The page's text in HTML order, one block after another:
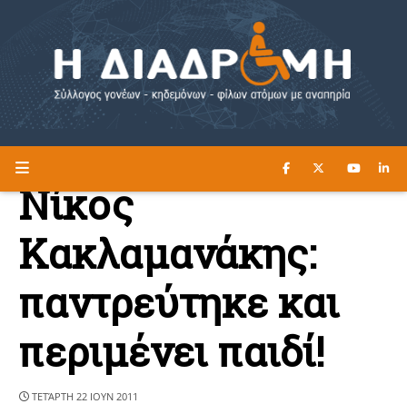
Η ΔΙΑΔΡΟΜΗ ΔΙΑΒΑΣΤΕ ΕΔΩ ►
Νίκος
Κακλαμανάκης:
παντρεύτηκε και
περιμένει παιδί!
ΤΕΤΆΡΤΗ 22 ΙΟΥΝ 2011